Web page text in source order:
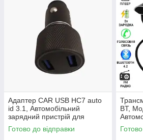
Адаптер CAR USB HC7 auto
id 3.1, Автомобільний
зарядний пристрій для
телефону, навігатора,
камери
Готово до відправки
BT,